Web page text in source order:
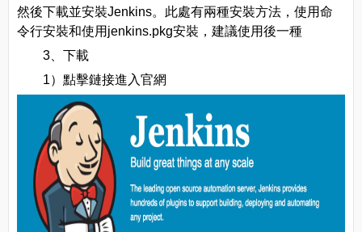
然後下載並安裝Jenkins。此處有兩種安裝方法，使用命
令行安裝和使用jenkins.pkg安裝，建議使用後一種
3、下載
1）點擊鏈接進入官網